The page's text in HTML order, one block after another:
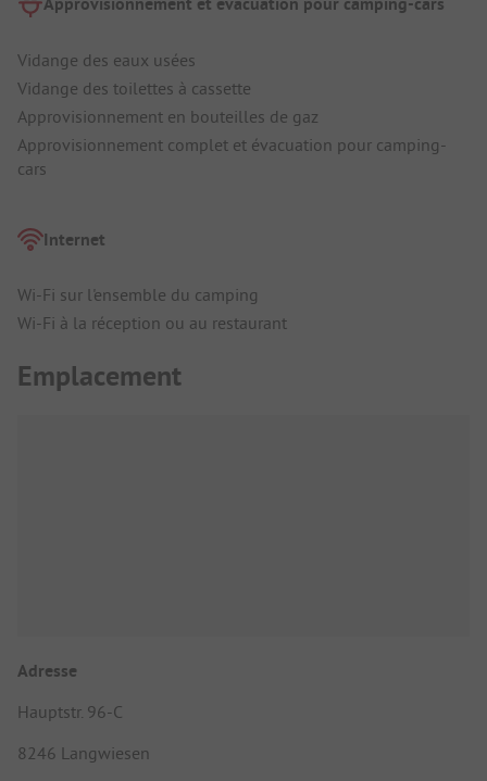
Vidange des eaux usées
Vidange des toilettes à cassette
Approvisionnement en bouteilles de gaz
Approvisionnement complet et évacuation pour camping-
cars
Internet
Wi-Fi sur l'ensemble du camping
Wi-Fi à la réception ou au restaurant
Emplacement
Adresse
Hauptstr. 96-C
8246 Langwiesen